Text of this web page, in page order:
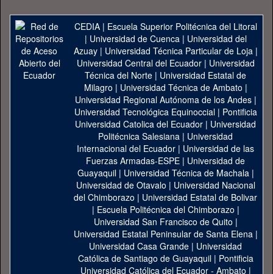
CEDIA| Escuela Superior Politécnica del Litoral
| Universidad de Cuenca| Universidad del
Azuay| Universidad Técnica Particular de Loja|
Universidad Central del Ecuador| Universidad
Técnica del Norte | Universidad Estatal de
Milagro | Universidad Técnica de Ambato |
Universidad Regional Autónoma de los Andes|
Universidad Tecnológica Equinoccial| Pontificia
Universidad Catolica del Ecuador | Universidad
Politécnica Salesiana | Universidad
Internacional del Ecuador | Universidad de las
Fuerzas Armadas-ESPE | Universidad de
Guayaquil| Universidad Técnica de Machala|
Universidad de Otavalo | Universidad Nacional
del Chimborazo | Universidad Estatal de Bolivar
| Escuela Politécnica del Chimborazo |
Universidad San Francisco de Quito |
Universidad Estatal Peninsular de Santa Elena|
Universidad Casa Grande | Universidad
Católica de Santiago de Guayaquil| Pontificia
Universidad Católica del Ecuador - Ambato |